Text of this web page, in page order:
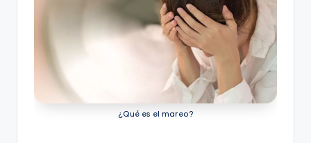
¿Qué es el mareo?